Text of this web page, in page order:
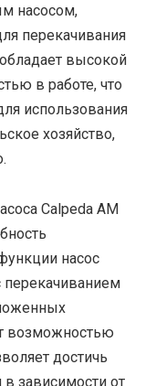
насосом,
перекачивания
высокой
в работе, что
использования
хозяйство,
Calpeda AM
насос
возможностью
достичь
зависимости от